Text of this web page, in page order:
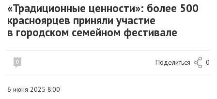
«Традиционные ценности»: более 500
красноярцев приняли участие
в городском семейном фестивале
0 Поделиться 0
6 июня 2025 8:00